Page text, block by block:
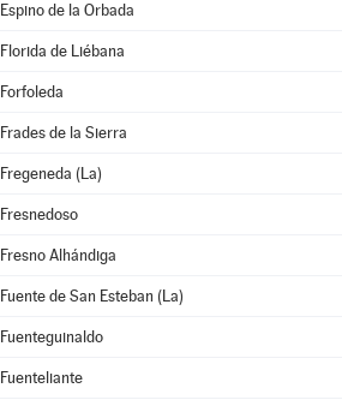
Espino de la Orbada
Florida de Liébana
Forfoleda
Frades de la Sierra
Fregeneda (La)
Fresnedoso
Fresno Alhándiga
Fuente de San Esteban (La)
Fuenteguinaldo
Fuenteliante